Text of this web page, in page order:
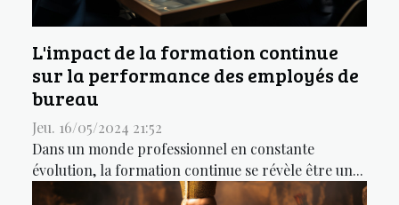
L'impact de la formation continue
sur la performance des employés de
bureau
Jeu. 16/05/2024 21:52
Dans un monde professionnel en constante
évolution, la formation continue se révèle être un...